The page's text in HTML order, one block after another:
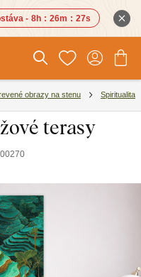
- 8h : 26m : 27s
obrazy na stenu Spiritualita
terasy